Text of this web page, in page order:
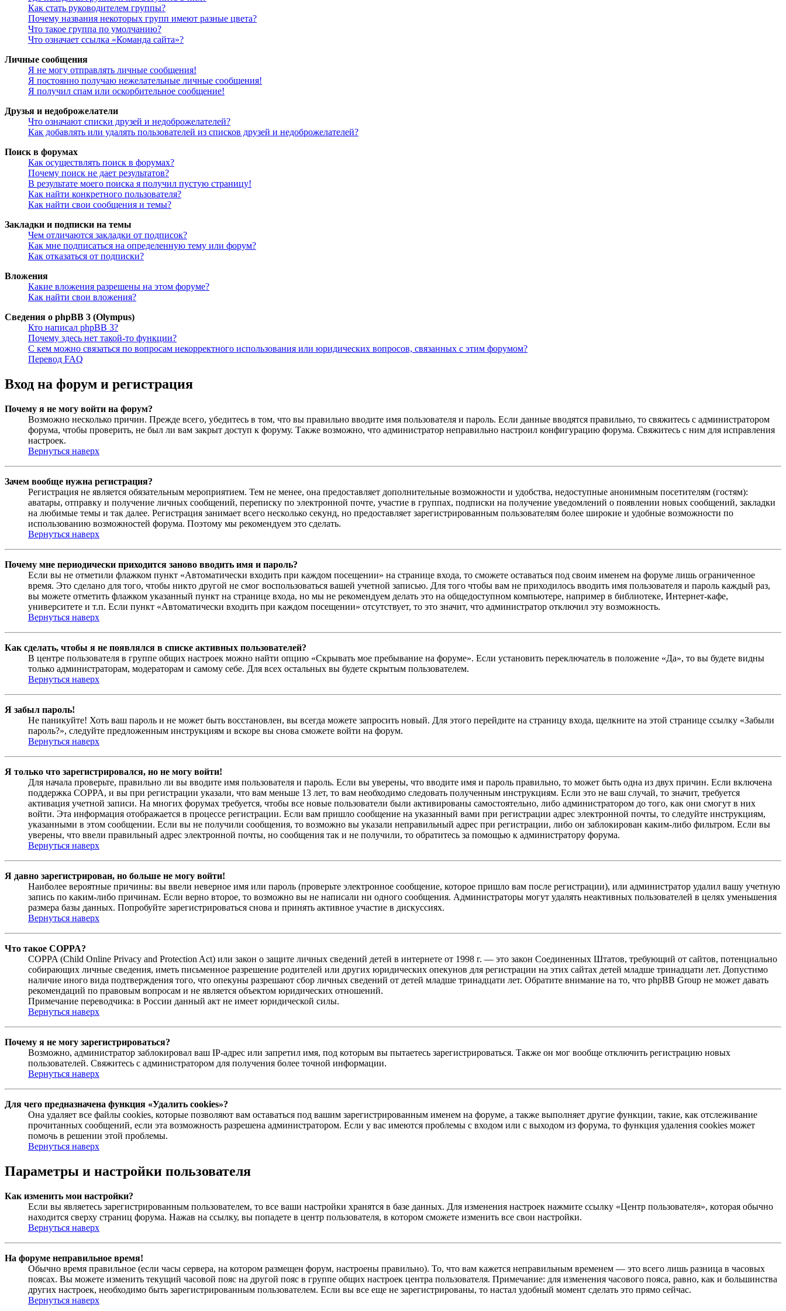
Как стать руководителем группы?
Почему названия некоторых групп имеют разные цвета?
Что такое группа по умолчанию?
Что означает ссылка «Команда сайта»?
Личные сообщения
Я не могу отправлять личные сообщения!
Я постоянно получаю нежелательные личные сообщения!
Я получил спам или оскорбительное сообщение!
Друзья и недоброжелатели
Что означают списки друзей и недоброжелателей?
Как добавлять или удалять пользователей из списков друзей и недоброжелателей?
Поиск в форумах
Как осуществлять поиск в форумах?
Почему поиск не дает результатов?
В результате моего поиска я получил пустую страницу!
Как найти конкретного пользователя?
Как найти свои сообщения и темы?
Закладки и подписки на темы
Чем отличаются закладки от подписок?
Как мне подписаться на определенную тему или форум?
Как отказаться от подписки?
Вложения
Какие вложения разрешены на этом форуме?
Как найти свои вложения?
Сведения о phpBB 3 (Olympus)
Кто написал phpBB 3?
Почему здесь нет такой-то функции?
С кем можно связаться по вопросам некорректного использования или юридических вопросов, связанных с этим форумом?
Перевод FAQ
Вход на форум и регистрация
Почему я не могу войти на форум?
Возможно несколько причин. Прежде всего, убедитесь в том, что вы правильно вводите имя пользователя и пароль. Если данные вводятся правильно, то свяжитесь с администратором
форума, чтобы проверить, не был ли вам закрыт доступ к форуму. Также возможно, что администратор неправильно настроил конфигурацию форума. Свяжитесь с ним для исправления
настроек.
Вернуться наверх
Зачем вообще нужна регистрация?
Регистрация не является обязательным мероприятием. Тем не менее, она предоставляет дополнительные возможности и удобства, недоступные анонимным посетителям (гостям):
аватары, отправку и получение личных сообщений, переписку по электронной почте, участие в группах, подписки на получение уведомлений о появлении новых сообщений, закладки
на любимые темы и так далее. Регистрация занимает всего несколько секунд, но предоставляет зарегистрированным пользователям более широкие и удобные возможности по
использованию возможностей форума. Поэтому мы рекомендуем это сделать.
Вернуться наверх
Почему мне периодически приходится заново вводить имя и пароль?
Если вы не отметили флажком пункт «Автоматически входить при каждом посещении» на странице входа, то сможете оставаться под своим именем на форуме лишь ограниченное
время. Это сделано для того, чтобы никто другой не смог воспользоваться вашей учетной записью. Для того чтобы вам не приходилось вводить имя пользователя и пароль каждый раз,
вы можете отметить флажком указанный пункт на странице входа, но мы не рекомендуем делать это на общедоступном компьютере, например в библиотеке, Интернет-кафе,
университете и т.п. Если пункт «Автоматически входить при каждом посещении» отсутствует, то это значит, что администратор отключил эту возможность.
Вернуться наверх
Как сделать, чтобы я не появлялся в списке активных пользователей?
В центре пользователя в группе общих настроек можно найти опцию «Скрывать мое пребывание на форуме». Если установить переключатель в положение «Да», то вы будете видны
только администраторам, модераторам и самому себе. Для всех остальных вы будете скрытым пользователем.
Вернуться наверх
Я забыл пароль!
Не паникуйте! Хоть ваш пароль и не может быть восстановлен, вы всегда можете запросить новый. Для этого перейдите на страницу входа, щелкните на этой странице ссылку «Забыли
пароль?», следуйте предложенным инструкциям и вскоре вы снова сможете войти на форум.
Вернуться наверх
Я только что зарегистрировался, но не могу войти!
Для начала проверьте, правильно ли вы вводите имя пользователя и пароль. Если вы уверены, что вводите имя и пароль правильно, то может быть одна из двух причин. Если включена
поддержка COPPA, и вы при регистрации указали, что вам меньше 13 лет, то вам необходимо следовать полученным инструкциям. Если это не ваш случай, то значит, требуется
активация учетной записи. На многих форумах требуется, чтобы все новые пользователи были активированы самостоятельно, либо администратором до того, как они смогут в них
войти. Эта информация отображается в процессе регистрации. Если вам пришло сообщение на указанный вами при регистрации адрес электронной почты, то следуйте инструкциям,
указанными в этом сообщении. Если вы не получили сообщения, то возможно вы указали неправильный адрес при регистрации, либо он заблокирован каким-либо фильтром. Если вы
уверены, что ввели правильный адрес электронной почты, но сообщения так и не получили, то обратитесь за помощью к администратору форума.
Вернуться наверх
Я давно зарегистрирован, но больше не могу войти!
Наиболее вероятные причины: вы ввели неверное имя или пароль (проверьте электронное сообщение, которое пришло вам после регистрации), или администратор удалил вашу учетную
запись по каким-либо причинам. Если верно второе, то возможно вы не написали ни одного сообщения. Администраторы могут удалять неактивных пользователей в целях уменьшения
размера базы данных. Попробуйте зарегистрироваться снова и принять активное участие в дискуссиях.
Вернуться наверх
Что такое COPPA?
COPPA (Child Online Privacy and Protection Act) или закон о защите личных сведений детей в интернете от 1998 г. — это закон Соединенных Штатов, требующий от сайтов, потенциально
собирающих личные сведения, иметь письменное разрешение родителей или других юридических опекунов для регистрации на этих сайтах детей младше тринадцати лет. Допустимо
наличие иного вида подтверждения того, что опекуны разрешают сбор личных сведений от детей младше тринадцати лет. Обратите внимание на то, что phpBB Group не может давать
рекомендаций по правовым вопросам и не является объектом юридических отношений.
Примечание переводчика: в России данный акт не имеет юридической силы.
Вернуться наверх
Почему я не могу зарегистрироваться?
Возможно, администратор заблокировал ваш IP-адрес или запретил имя, под которым вы пытаетесь зарегистрироваться. Также он мог вообще отключить регистрацию новых
пользователей. Свяжитесь с администратором для получения более точной информации.
Вернуться наверх
Для чего предназначена функция «Удалить cookies»?
Она удаляет все файлы cookies, которые позволяют вам оставаться под вашим зарегистрированным именем на форуме, а также выполняет другие функции, такие, как отслеживание
прочитанных сообщений, если эта возможность разрешена администратором. Если у вас имеются проблемы с входом или с выходом из форума, то функция удаления cookies может
помочь в решении этой проблемы.
Вернуться наверх
Параметры и настройки пользователя
Как изменить мои настройки?
Если вы являетесь зарегистрированным пользователем, то все ваши настройки хранятся в базе данных. Для изменения настроек нажмите ссылку «Центр пользователя», которая обычно
находится сверху страниц форума. Нажав на ссылку, вы попадете в центр пользователя, в котором сможете изменить все свои настройки.
Вернуться наверх
На форуме неправильное время!
Обычно время правильное (если часы сервера, на котором размещен форум, настроены правильно). То, что вам кажется неправильным временем — это всего лишь разница в часовых
поясах. Вы можете изменить текущий часовой пояс на другой пояс в группе общих настроек центра пользователя. Примечание: для изменения часового пояса, равно, как и большинства
других настроек, необходимо быть зарегистрированным пользователем. Если вы все еще не зарегистрированы, то настал удобный момент сделать это прямо сейчас.
Вернуться наверх